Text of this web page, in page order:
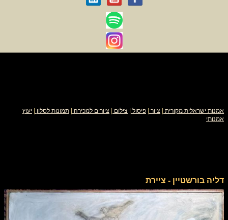
אמנות ישראלית מקורית ציור פיסול צילום ציורים למכירה תמונות לסלון
יעוץ
אמנותי
דליה בורשטיין - ציירת